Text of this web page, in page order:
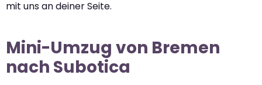
mit uns an deiner Seite.
Mini-Umzug von Bremen
nach Subotica